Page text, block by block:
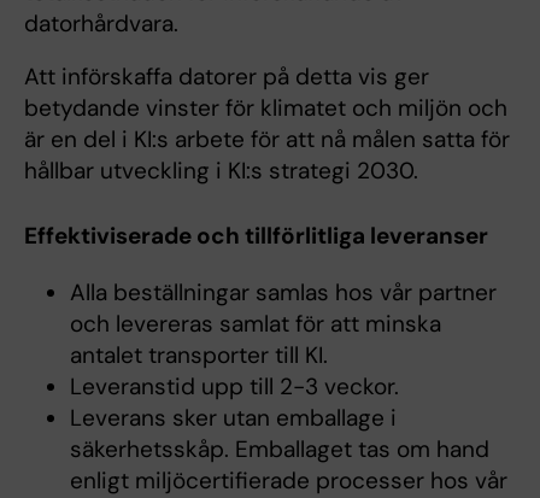
datorhårdvara.
Att införskaffa datorer på detta vis ger
betydande vinster för klimatet och miljön och
är en del i KI:s arbete för att nå målen satta för
hållbar utveckling i KI:s strategi 2030.
Effektiviserade och tillförlitliga leveranser​​​​​
Alla beställningar samlas hos vår partner
och levereras samlat för att minska
antalet transporter till KI.
Leveranstid upp till 2-3 veckor.
Leverans sker utan emballage i
säkerhetsskåp. Emballaget tas om hand
enligt miljöcertifierade processer hos vår